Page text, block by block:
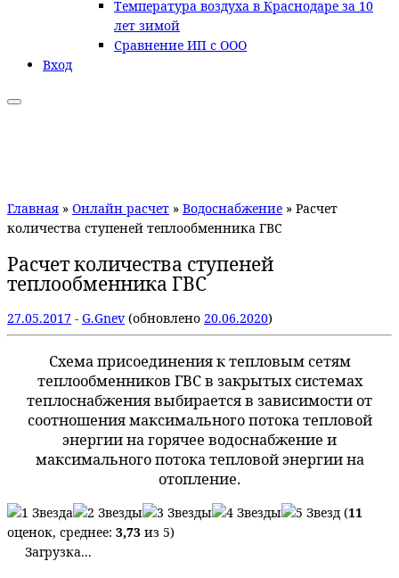
Температура воздуха в Краснодаре за 10
лет зимой
Сравнение ИП с ООО
Вход
Главная » Онлайн расчет » Водоснабжение » Расчет
количества ступеней теплообменника ГВС
Расчет количества ступеней
теплообменника ГВС
27.05.2017 - G.Gnev (обновлено 20.06.2020)
Схема присоединения к тепловым сетям
теплообменников ГВС в закрытых системах
теплоснабжения выбирается в зависимости от
соотношения максимального потока тепловой
энергии на горячее водоснабжение и
максимального потока тепловой энергии на
отопление.
(11
оценок, среднее: 3,73 из 5)
Загрузка...